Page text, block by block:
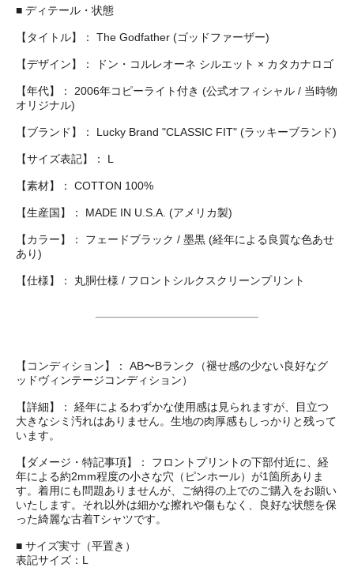
■ ディテール・状態
【タイトル】： The Godfather (ゴッドファーザー)
【デザイン】： ドン・コルレオーネ シルエット × カタカナロゴ
【年代】： 2006年コピーライト付き (公式オフィシャル / 当時物
オリジナル)
【ブランド】： Lucky Brand "CLASSIC FIT" (ラッキーブランド)
【サイズ表記】： L
【素材】： COTTON 100%
【生産国】： MADE IN U.S.A. (アメリカ製)
【カラー】： フェードブラック / 墨黒 (経年による良質な色あせ
あり)
【仕様】： 丸胴仕様 / フロントシルクスクリーンプリント
【コンディション】： AB〜Bランク（褪せ感の少ない良好なグ
ッドヴィンテージコンディション）
【詳細】： 経年によるわずかな使用感は見られますが、目立つ
大きなシミ汚れはありません。生地の肉厚感もしっかりと残って
います。
【ダメージ・特記事項】： フロントプリントの下部付近に、経
年による約2mm程度の小さな穴（ピンホール）が1箇所ありま
す。着用にも問題ありませんが、ご納得の上でのご購入をお願い
いたします。それ以外は細かな擦れや傷もなく、良好な状態を保
った綺麗な古着Tシャツです。
■ サイズ実寸（平置き）
表記サイズ：L